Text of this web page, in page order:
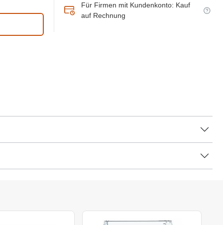
Für Firmen mit Kundenkonto: Kauf
auf Rechnung